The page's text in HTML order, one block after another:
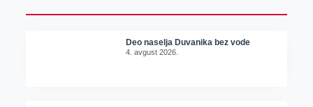
Deo naselja Duvanika bez vode
4. avgust 2026.